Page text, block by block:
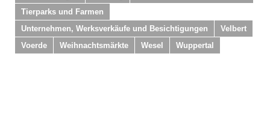
Tierparks und Farmen
Unternehmen, Werksverkäufe und Besichtigungen
Velbert
Voerde
Weihnachtsmärkte Wesel Wuppertal